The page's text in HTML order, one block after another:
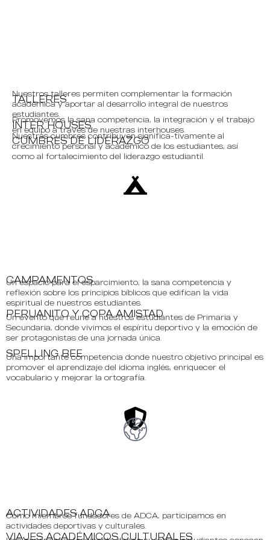
TALLERES
Nuestros talleres permiten complementar la formación
académica y aportar al desarrollo integral de nuestros
estudiantes.
INTER HOUSES
Promovemos la sana competencia, la integración y el trabajo
en equipo a través de nuestras interhouses.
CUMBRES DE LIDERAZGO
Nuestras cumbres contribuyen significa-tivamente al
crecimiento personal y académico de los estudiantes, así
como al fortalecimiento del liderazgo estudiantil.
CAMPAMENTOS
Un espacio para el esparcimiento, la sana competencia y
reflexión sobre los principios bíblicos que edifican la vida
espiritual de nuestros estudiantes.
PERUANITO Y COPA AMISTAD
Un evento que reune a nuestros estudiantes de Primaria y
Secundaria, donde vivimos el espíritu deportivo y la emoción de
ser protagonistas de una jornada única.
SPELLING BEE
Una importante competencia donde nuestro objetivo principal es
promover el aprendizaje del idioma inglés, enriquecer el
vocabulario y mejorar la ortografía.
ACTIVIDADES ADCA
Como miembros fundadores de ADCA, participamos en
actividades deportivas y culturales.
VIAJES ACADÉMICOS CULTURALES